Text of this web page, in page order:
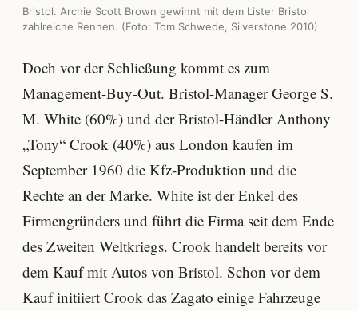
Bristol. Archie Scott Brown gewinnt mit dem Lister Bristol
zahlreiche Rennen. (Foto: Tom Schwede, Silverstone 2010)
Doch vor der Schließung kommt es zum
Management-Buy-Out. Bristol-Manager George S.
M. White (60%) und der Bristol-Händler Anthony
„Tony“ Crook (40%) aus London kaufen im
September 1960 die Kfz-Produktion und die
Rechte an der Marke. White ist der Enkel des
Firmengründers und führt die Firma seit dem Ende
des Zweiten Weltkriegs. Crook handelt bereits vor
dem Kauf mit Autos von Bristol. Schon vor dem
Kauf initiiert Crook das Zagato einige Fahrzeuge